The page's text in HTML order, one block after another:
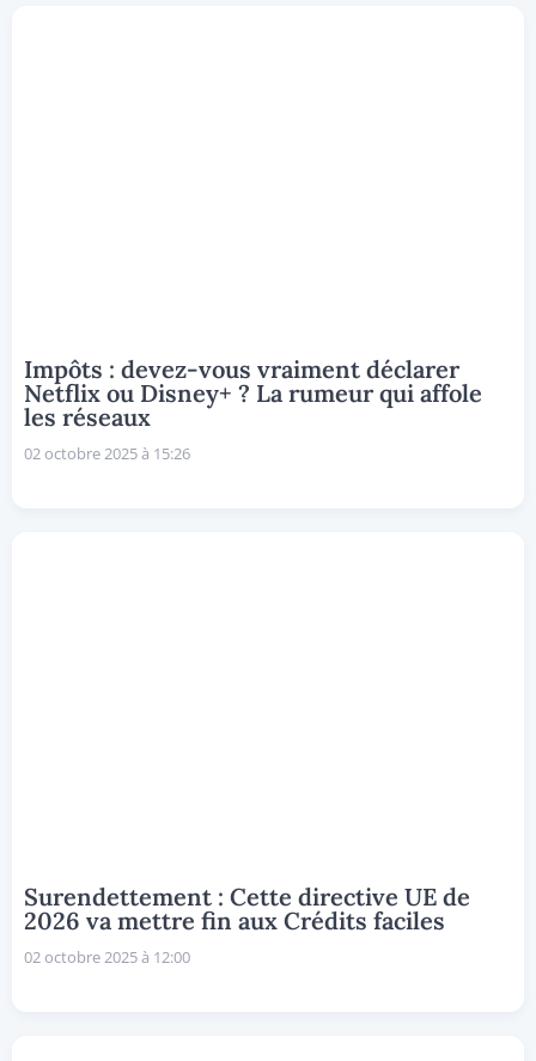
Impôts : devez-vous vraiment déclarer
Netflix ou Disney+ ? La rumeur qui affole
les réseaux
02 octobre 2025 à 15:26
Surendettement : Cette directive UE de
2026 va mettre fin aux Crédits faciles
02 octobre 2025 à 12:00